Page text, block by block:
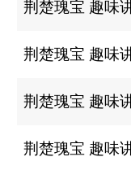
荆楚瑰宝 趣味